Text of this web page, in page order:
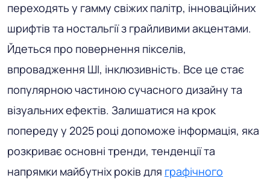
переходять у гамму свіжих палітр, інноваційних
шрифтів та ностальгії з грайливими акцентами.
Йдеться про повернення пікселів,
впровадження ШІ, інклюзивність. Все це стає
популярною частиною сучасного дизайну та
візуальних ефектів. Залишатися на крок
попереду у 2025 році допоможе інформація, яка
розкриває основні тренди, тенденції та
напрямки майбутніх років для графічного